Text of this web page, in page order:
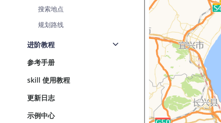
智能硬件定位
通过基站、Wifi获取位置信息
搜索地点
规划路线
进阶教程
参考手册
skill 使用教程
更新日志
示例中心